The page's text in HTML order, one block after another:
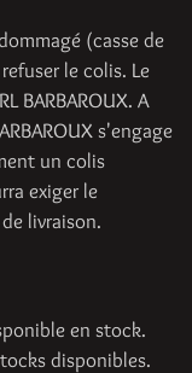
(casse de
le colis. Le
BARBAROUX. A
s'engage
un colis
exiger le
livraison.
en stock.
disponibles.